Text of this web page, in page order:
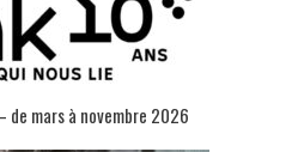
de mars à novembre 2026